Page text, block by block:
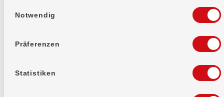
Notwendig
Präferenzen
Statistiken
Kontaktformular